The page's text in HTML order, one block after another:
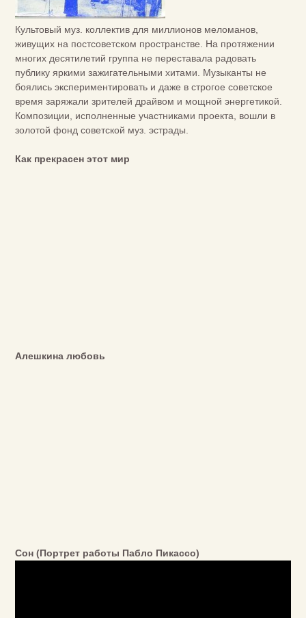
Культовый муз. коллектив для миллионов меломанов,
живущих на постсоветском пространстве. На протяжении
многих десятилетий группа не переставала радовать
публику яркими зажигательными хитами. Музыканты не
боялись экспериментировать и даже в строгое советское
время заряжали зрителей драйвом и мощной энергетикой.
Композиции, исполненные участниками проекта, вошли в
золотой фонд советской муз. эстрады.
Как прекрасен этот мир
Алешкина любовь
Сон (Портрет работы Пабло Пикассо)